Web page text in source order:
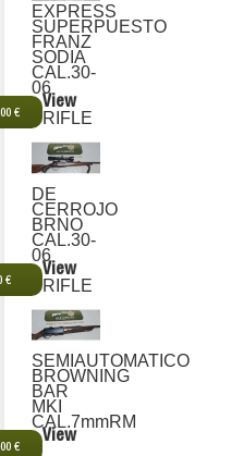
EXPRESS
SUPERPUESTO
FRANZ
SODIA
CAL.30-
06
€
View
RIFLE
DE
CERROJO
BRNO
CAL.30-
06
€
View
RIFLE
SEMIAUTOMATICO
BROWNING
BAR
MKI
CAL.7mmRM
€
View